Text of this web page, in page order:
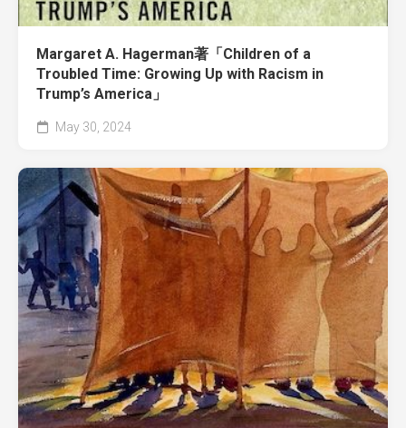
Margaret A. Hagerman著「Children of a
Troubled Time: Growing Up with Racism in
Trump’s America」
May 30, 2024